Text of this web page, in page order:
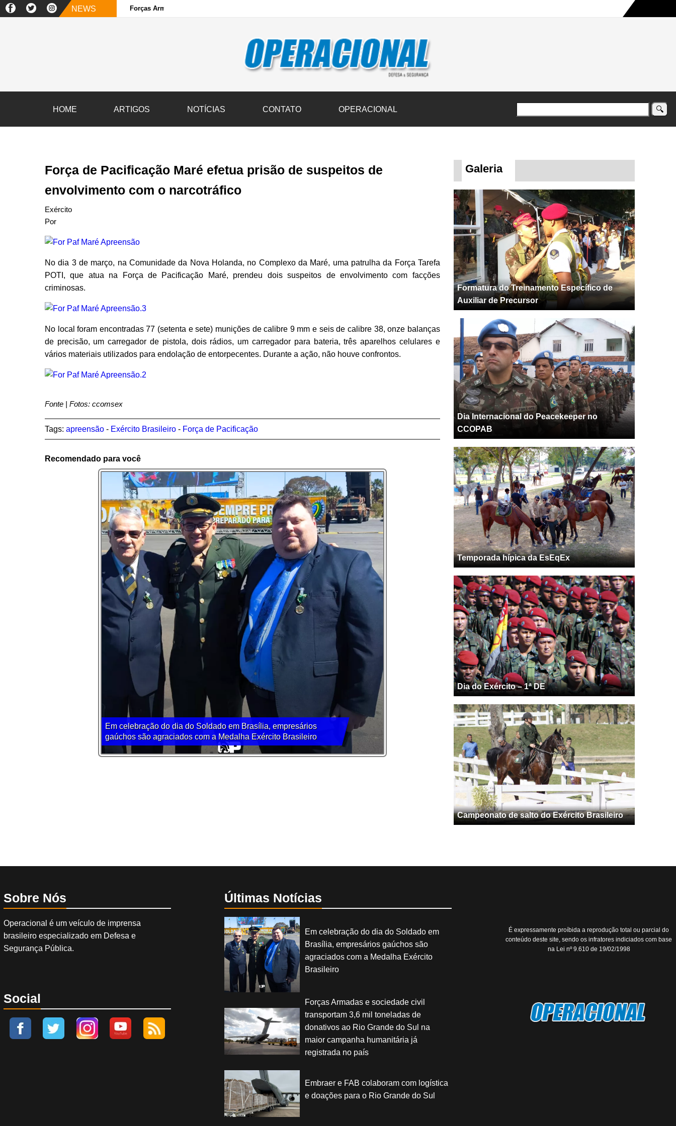
NEWS Forças Armadas e sociedade civil transportam 3,6 mil toneladas de donativos ao Rio Grande do Sul na maior campanha humanitária já registrada no país
HOME ARTIGOS NOTÍCIAS CONTATO OPERACIONAL
Força de Pacificação Maré efetua prisão de suspeitos de
envolvimento com o narcotráfico
Exército
Por
No dia 3 de março, na Comunidade da Nova Holanda, no Complexo da Maré, uma patrulha da Força Tarefa
POTI, que atua na Força de Pacificação Maré, prendeu dois suspeitos de envolvimento com facções
criminosas.
No local foram encontradas 77 (setenta e sete) munições de calibre 9 mm e seis de calibre 38, onze balanças
de precisão, um carregador de pistola, dois rádios, um carregador para bateria, três aparelhos celulares e
vários materiais utilizados para endolação de entorpecentes. Durante a ação, não houve confrontos.
Fonte | Fotos: ccomsex
Tags: apreensão- Exército Brasileiro- Força de Pacificação
Recomendado para você
Em celebração do dia do Soldado em Brasília, empresários
gaúchos são agraciados com a Medalha Exército Brasileiro
Galeria
Formatura do Treinamento Específico de
Auxiliar de Precursor
Dia Internacional do Peacekeeper no
CCOPAB
Temporada hípica da EsEqEx
Dia do Exército – 1ª DE
Campeonato de salto do Exército Brasileiro
Sobre Nós
Operacional é um veículo de imprensa
brasileiro especializado em Defesa e
Segurança Pública.
Social
Últimas Notícias
Em celebração do dia do Soldado em
Brasília, empresários gaúchos são
agraciados com a Medalha Exército
Brasileiro
Forças Armadas e sociedade civil
transportam 3,6 mil toneladas de
donativos ao Rio Grande do Sul na
maior campanha humanitária já
registrada no país
Embraer e FAB colaboram com logística
e doações para o Rio Grande do Sul
É expressamente proíbida a reprodução total ou parcial do
conteúdo deste site, sendo os infratores indiciados com base
na Lei nº 9.610 de 19/02/1998